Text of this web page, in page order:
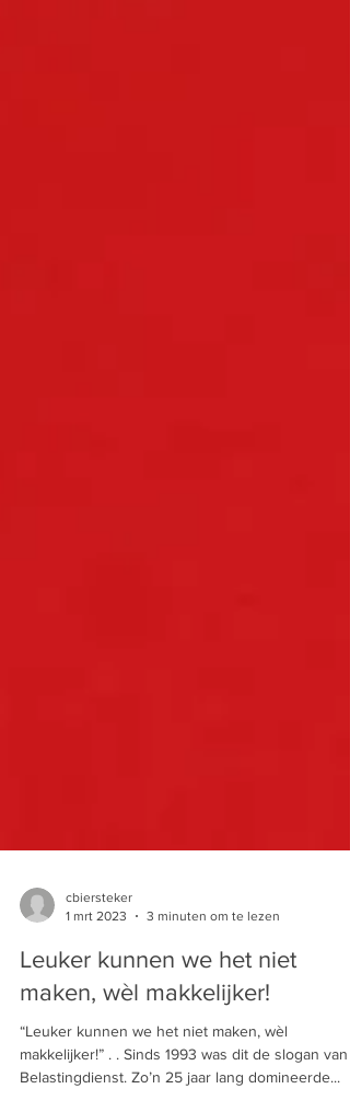
cbiersteker
1 mrt 2023
3 minuten om te lezen
Leuker kunnen we het niet
maken, wèl makkelijker!